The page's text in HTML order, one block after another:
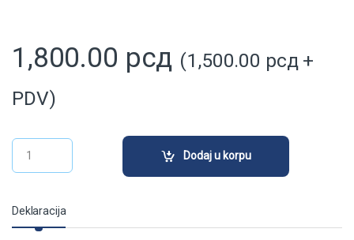
1,800.00 рсд (1,500.00 рсд+
PDV)
TOP Toner (W1500A) sa čipom quantity
Dodaj u korpu
Deklaracija